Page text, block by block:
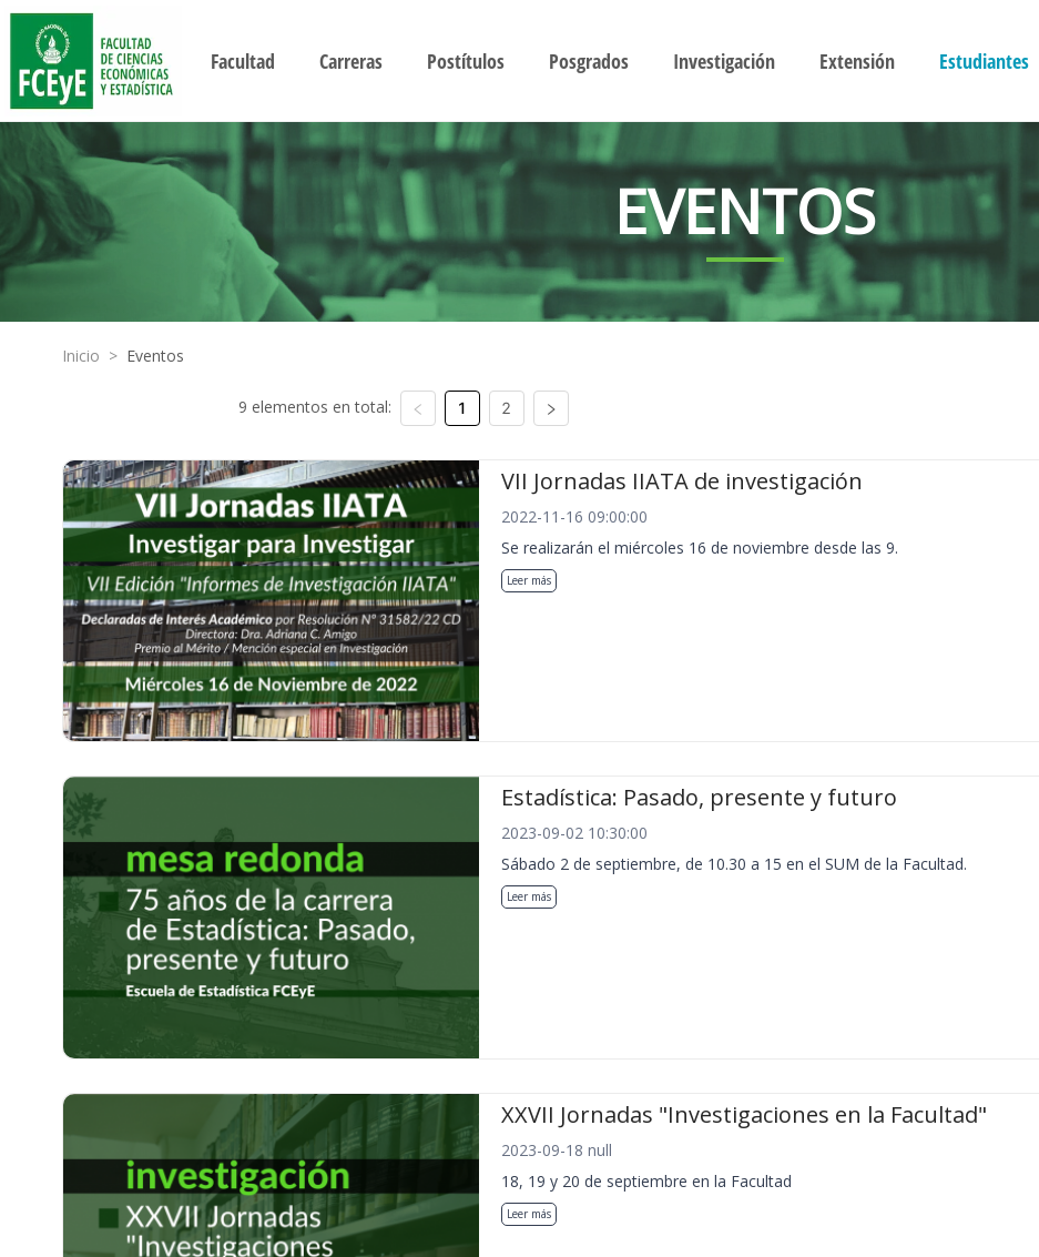
Facultad Carreras Postítulos Posgrados Investigación Extensión Estudiantes
EVENTOS
Inicio > Eventos
9 elementos en total: 1 2
VII Jornadas IIATA de investigación
2022-11-16 09:00:00
Se realizarán el miércoles 16 de noviembre desde las 9.
Leer más
Estadística: Pasado, presente y futuro
2023-09-02 10:30:00
Sábado 2 de septiembre, de 10.30 a 15 en el SUM de la Facultad.
Leer más
XXVII Jornadas "Investigaciones en la Facultad"
2023-09-18 null
18, 19 y 20 de septiembre en la Facultad
Leer más